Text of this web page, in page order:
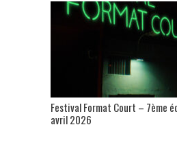
Festival Format Court – 7ème
avril 2026